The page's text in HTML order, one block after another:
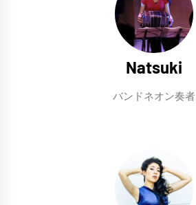
Natsuki
バンドネオン奏者